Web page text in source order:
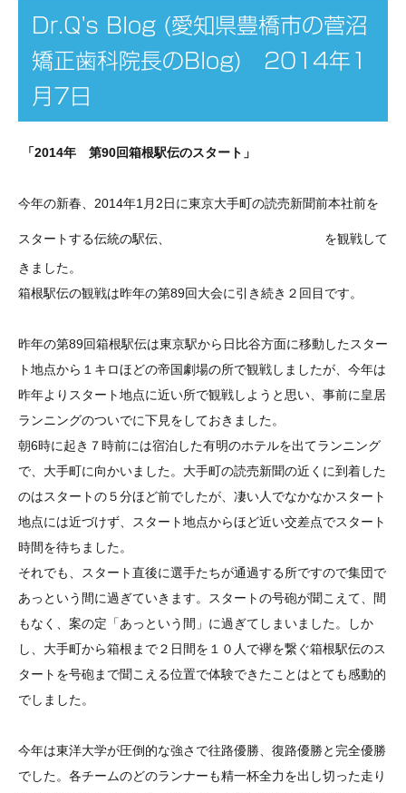
Dr.Q's Blog (愛知県豊橋市の菅沼
矯正歯科院長のBlog) 2014年1
月7日
「2014年 第90回箱根駅伝のスタート」
今年の新春、2014年1月2日に東京大手町の読売新聞前本社前を
スタートする伝統の駅伝、
を観戦して
きました。
箱根駅伝の観戦は昨年の第89回大会に引き続き２回目です。
昨年の第89回箱根駅伝は東京駅から日比谷方面に移動したスター
ト地点から１キロほどの帝国劇場の所で観戦しましたが、今年は
昨年よりスタート地点に近い所で観戦しようと思い、事前に皇居
ランニングのついでに下見をしておきました。
朝6時に起き７時前には宿泊した有明のホテルを出てランニング
で、大手町に向かいました。大手町の読売新聞の近くに到着した
のはスタートの５分ほど前でしたが、凄い人でなかなかスタート
地点には近づけず、スタート地点からほど近い交差点でスタート
時間を待ちました。
それでも、スタート直後に選手たちが通過する所ですので集団で
あっという間に過ぎていきます。スタートの号砲が聞こえて、間
もなく、案の定「あっという間」に過ぎてしまいました。しか
し、大手町から箱根まで２日間を１０人で襷を繋ぐ箱根駅伝のス
タートを号砲まで聞こえる位置で体験できたことはとても感動的
でしました。
今年は東洋大学が圧倒的な強さで往路優勝、復路優勝と完全優勝
でした。各チームのどのランナーも精一杯全力を出し切った走り